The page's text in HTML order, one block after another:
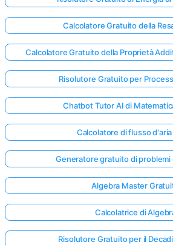
Calcolatore Gratuito della
Calcolatore Gratuito della Proprietà
Risolutore Gratuito per
Chatbot Tutor AI di
Calcolatore di flusso
Generatore gratuito di problemi
Algebra Master
Calcolatrice di
Risolutore Gratuito per il